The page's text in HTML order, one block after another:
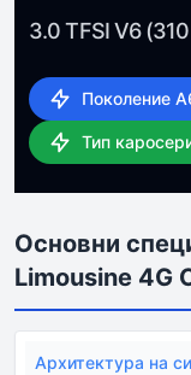
3.0 TFSI V6
Поколение
Тип
Основни
Limousine 4G
Архитектура на